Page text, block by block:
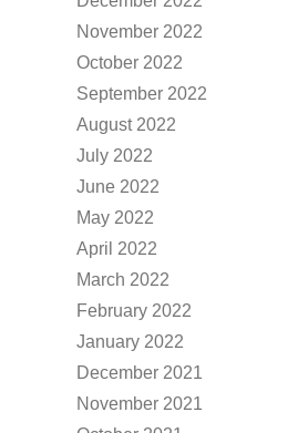
November 2022
October 2022
September 2022
August 2022
July 2022
June 2022
May 2022
April 2022
March 2022
February 2022
January 2022
December 2021
November 2021